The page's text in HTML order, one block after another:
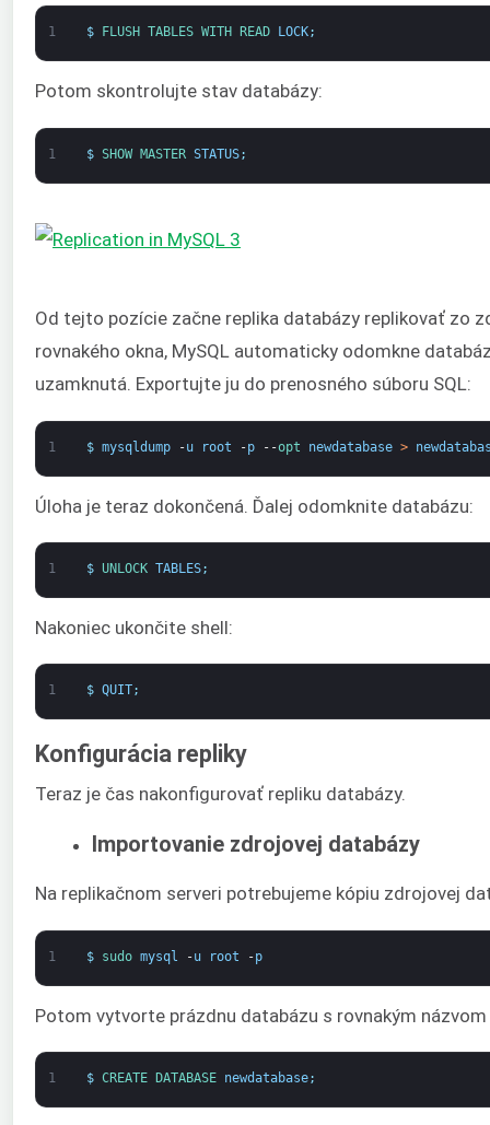
1 $ FLUSH TABLES WITH READ LOCK;
Potom skontrolujte stav databázy:
1 $ SHOW MASTER STATUS;
Od tejto pozície začne replika databázy replikovať zo
rovnakého okna, MySQL automaticky odomkne
uzamknutá. Exportujte ju do prenosného súboru SQL:
1 $ mysqldump -u root -p --opt newdatabase >
Úloha je teraz dokončená. Ďalej odomknite databázu:
1 $ UNLOCK TABLES;
Nakoniec ukončite shell:
1 $ QUIT;
Konfigurácia repliky
Teraz je čas nakonfigurovať repliku databázy.
Importovanie zdrojovej databázy
Na replikačnom serveri potrebujeme kópiu zdrojovej
1 $ sudo mysql -u root -p
Potom vytvorte prázdnu databázu s rovnakým
1 $ CREATE DATABASE newdatabase;